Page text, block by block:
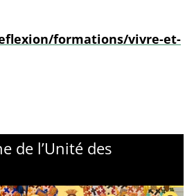
formations/vivre-et-
de l’Unité des